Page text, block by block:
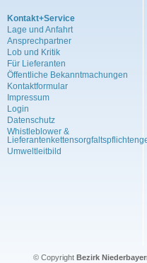
Kontakt+Service
Lage und Anfahrt
Ansprechpartner
Lob und Kritik
Für Lieferanten
Öffentliche Bekanntmachungen
Kontaktformular
Impressum
Login
Datenschutz
Whistleblower &
Umweltleitbild
© Copyright Bezirk